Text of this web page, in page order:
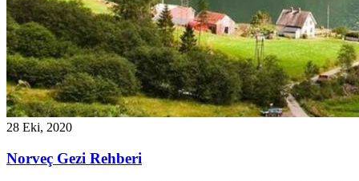
28 Eki, 2020
Norveç Gezi Rehberi